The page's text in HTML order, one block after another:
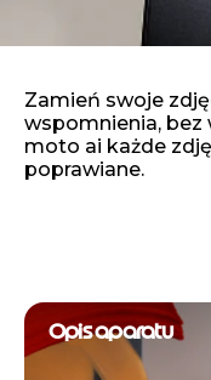
Zamień swoje
wspomnienia, bez
moto ai każde
poprawiane.
Opis aparatu